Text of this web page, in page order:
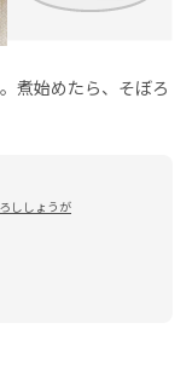
煮始めたら、そぼろ
ししょうが